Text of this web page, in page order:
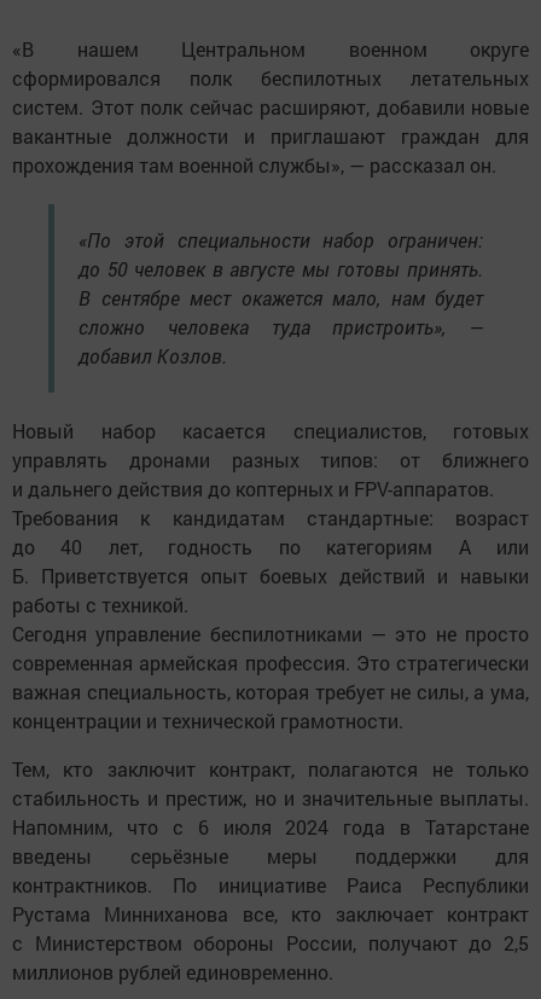
«В нашем Центральном военном округе
сформировался полк беспилотных летательных
систем. Этот полк сейчас расширяют, добавили новые
вакантные должности и приглашают граждан для
прохождения там военной службы», — рассказал он.
«По этой специальности набор ограничен:
до 50 человек в августе мы готовы принять.
В сентябре мест окажется мало, нам будет
сложно человека туда пристроить», —
добавил Козлов.
Новый набор касается специалистов, готовых
управлять дронами разных типов: от ближнего
и дальнего действия до коптерных и FPV-аппаратов.
Требования к кандидатам стандартные: возраст
до 40 лет, годность по категориям А или
Б. Приветствуется опыт боевых действий и навыки
работы с техникой.
Сегодня управление беспилотниками — это не просто
современная армейская профессия. Это стратегически
важная специальность, которая требует не силы, а ума,
концентрации и технической грамотности.
Тем, кто заключит контракт, полагаются не только
стабильность и престиж, но и значительные выплаты.
Напомним, что с 6 июля 2024 года в Татарстане
введены серьёзные меры поддержки для
контрактников. По инициативе Раиса Республики
Рустама Минниханова все, кто заключает контракт
с Министерством обороны России, получают до 2,5
миллионов рублей единовременно.